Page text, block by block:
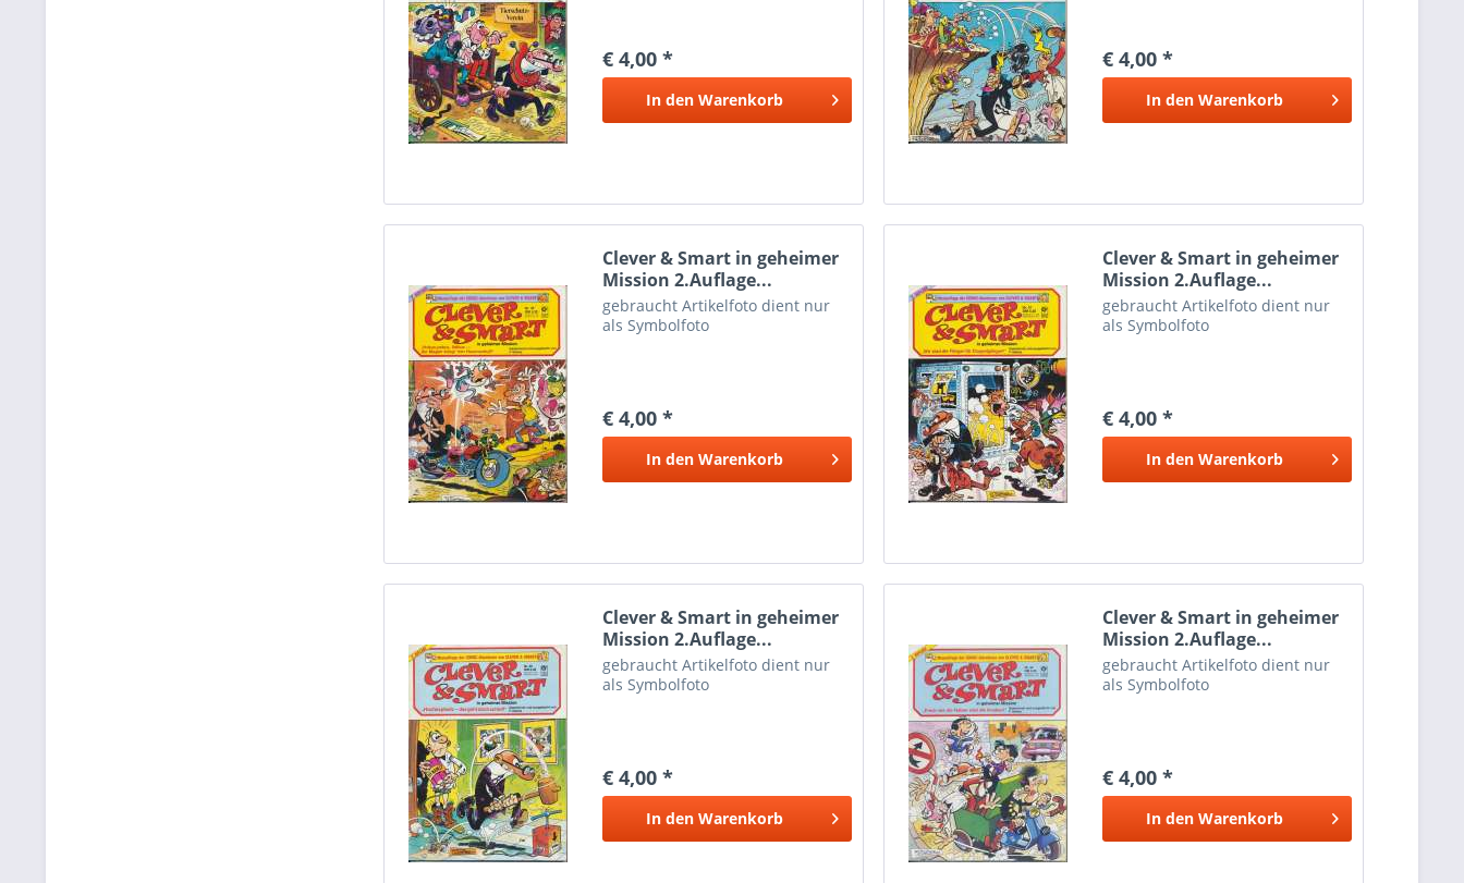
€ 4,00 *
In den Warenkorb
€ 4,00 *
In den Warenkorb
Clever & Smart in geheimer
Mission 2.Auflage...
gebraucht Artikelfoto dient nur
als Symbolfoto
€ 4,00 *
In den Warenkorb
Clever & Smart in geheimer
Mission 2.Auflage...
gebraucht Artikelfoto dient nur
als Symbolfoto
€ 4,00 *
In den Warenkorb
Clever & Smart in geheimer
Mission 2.Auflage...
gebraucht Artikelfoto dient nur
als Symbolfoto
€ 4,00 *
In den Warenkorb
Clever & Smart in geheimer
Mission 2.Auflage...
gebraucht Artikelfoto dient nur
als Symbolfoto
€ 4,00 *
In den Warenkorb